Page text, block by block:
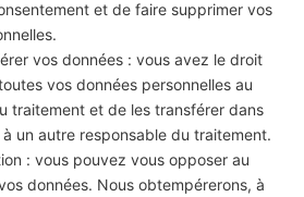
et de faire supprimer vos
vos données : vous avez le droit
vos données personnelles au
traitement et de les transférer dans
un autre responsable du traitement.
: vous pouvez vous opposer au
données. Nous obtempérerons, à